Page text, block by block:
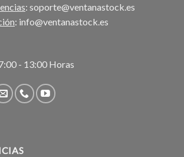
: soporte@ventanastock.es
: info@ventanastock.es
- 13:00 Horas